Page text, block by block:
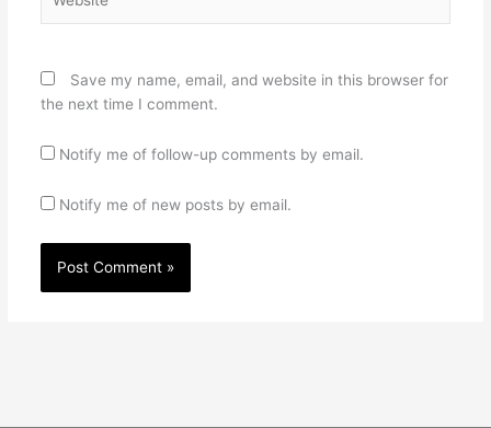
Save my name, email, and website in this browser for
the next time I comment.
Notify me of follow-up comments by email.
Notify me of new posts by email.